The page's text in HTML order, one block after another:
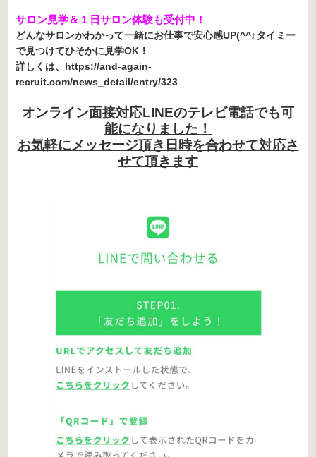
サロン見学＆１日サロン体験も受付中！
どんなサロンかわかって一緒にお仕事で安心感UP(^^♪タイミー
で見つけてひそかに見学OK！
詳しくは、https://and-again-
recruit.com/news_detail/entry/323
オンライン面接対応LINEのテレビ電話でも可
能になりました！
お気軽にメッセージ頂き日時を合わせて対応さ
せて頂きます